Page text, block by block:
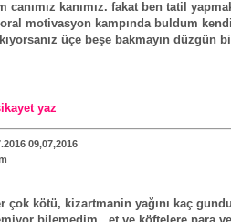
canımız kanımız. fakat ben tatil
motivasyon kampında buldum
üçe beşe bakmayın düzgün
yaz
09,07,2016
çok kötü, kizartmanin yağını kaç